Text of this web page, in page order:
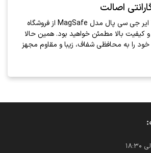
اصالت
با خرید قاب آیفون ۱۷ ایر جی سی پال مدل MagSafe از فروشگاه
کیفیت بالا مطمئن خواهید بود. همین حالا
را به محافظی شفاف، زیبا و مقاوم مجهز